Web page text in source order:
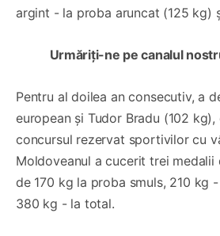
argint - la proba aruncat (125 kg)
Urmăriți-ne pe canalul
Pentru al doilea an consecutiv, a
european și Tudor Bradu (102
concursul rezervat sportivilor cu
Moldoveanul a cucerit trei medalii
de 170 kg la proba smuls, 210 kg
380 kg - la total.